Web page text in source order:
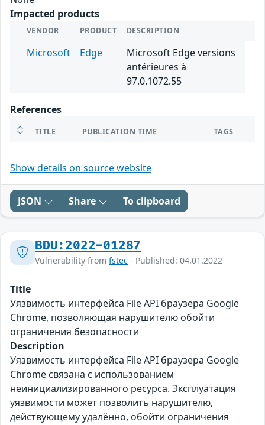
Impacted products
VENDOR PRODUCT DESCRIPTION
Microsoft Edge
Microsoft Edge versions
antérieures à
97.0.1072.55
References
TITLE PUBLICATION TIME TAGS
Show details on source website
JSON Share To clipboard
BDU:2022-01287
Vulnerability from fstec - Published: 04.01.2022
Title
Уязвимость интерфейса File API браузера Google
Chrome, позволяющая нарушителю обойти
ограничения безопасности
Description
Уязвимость интерфейса File API браузера Google
Chrome связана с использованием
неинициализированного ресурса. Эксплуатация
уязвимости может позволить нарушителю,
действующему удалённо, обойти ограничения